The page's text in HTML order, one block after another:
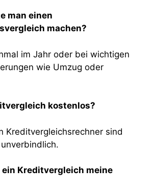
man einen
machen?
im Jahr oder bei wichtigen
wie Umzug oder
kostenlos?
Kreditvergleichsrechner sind
Kreditvergleich meine